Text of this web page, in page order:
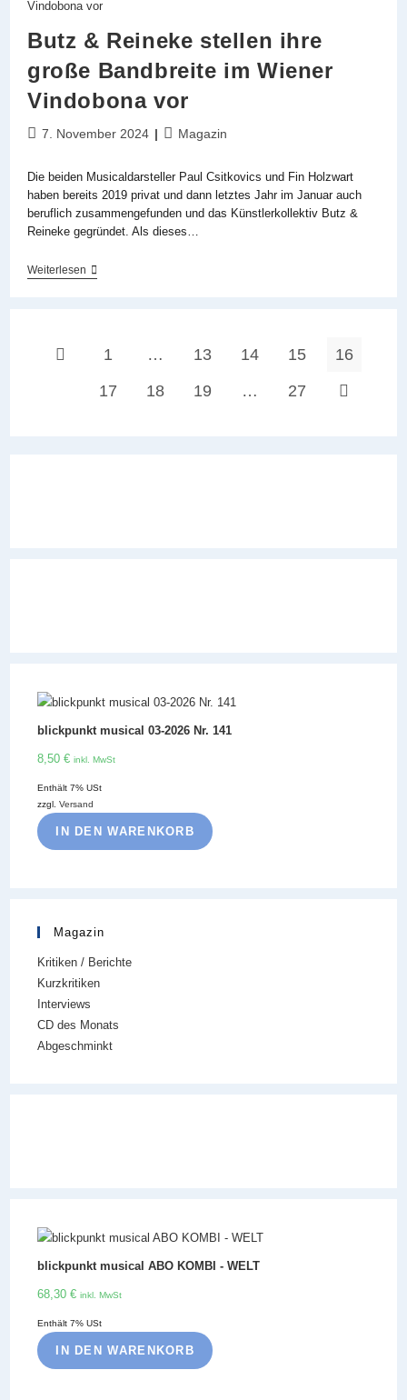
Musical-
Butz & Reineke stellen ihre
große Bandbreite im Wiener
Vindobona vor
Beitrag
7. November 2024
Beitrags-
Magazin
Die beiden Musicaldarsteller Paul Csitkovics und Fin Holzwart
haben bereits 2019 privat und dann letztes Jahr im Januar auch
beruflich zusammengefunden und das Künstlerkollektiv Butz &
Reineke gegründet. Als dieses…
WeiterlesenButz
Bandbreite
Wiener
Vindobona
Zur vorherigen Seite
1 … 13 14 15
16
17
18 19 … 27
blickpunkt musical 03-2026 Nr. 141
8,50€ inkl. MwSt
Enthält 7% USt
zzgl.Versand
IN DEN WARENKORB
Magazin
Kritiken / Berichte
Kurzkritiken
Interviews
CD des Monats
Abgeschminkt
blickpunkt musical ABO KOMBI - WELT
68,30€ inkl. MwSt
Enthält 7% USt
IN DEN WARENKORB